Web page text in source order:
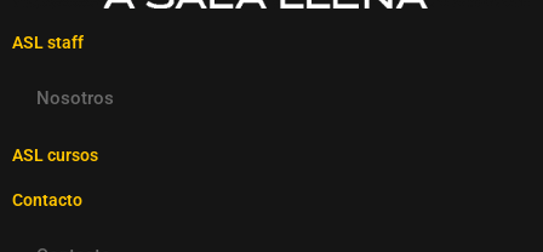
ASL staff
Nosotros
ASL cursos
Contacto